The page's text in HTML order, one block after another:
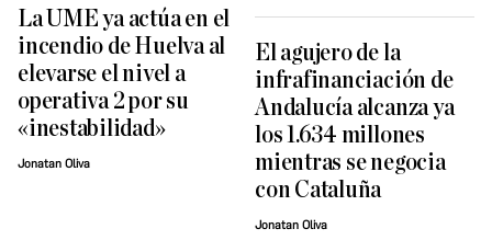
La UME ya actúa en el
incendio de Huelva al
elevarse el nivel a
operativa 2 por su
«inestabilidad»
Jonatan Oliva
El agujero de la
infrafinanciación de
Andalucía alcanza ya
los 1.634 millones
mientras se negocia
con Cataluña
Jonatan Oliva